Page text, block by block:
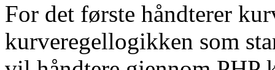
For det første håndterer
kurveregellogikken som